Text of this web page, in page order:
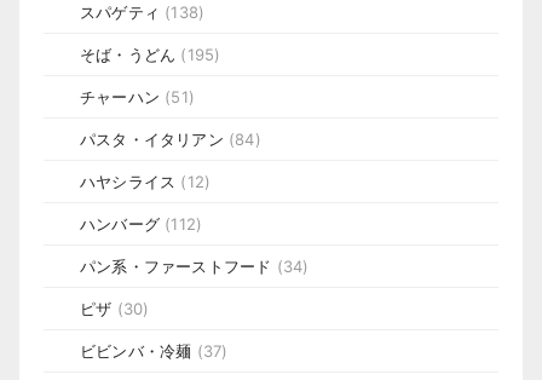
スパゲティ (138)
そば・うどん (195)
チャーハン (51)
パスタ・イタリアン (84)
ハヤシライス (12)
ハンバーグ (112)
パン系・ファーストフード (34)
ピザ (30)
ビビンバ・冷麺 (37)